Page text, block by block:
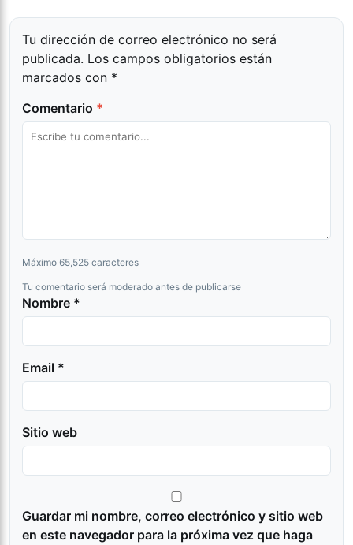
Tu dirección de correo electrónico no será
publicada. Los campos obligatorios están
marcados con *
Comentario *
Máximo 65,525 caracteres
Tu comentario será moderado antes de publicarse
Nombre *
Email *
Sitio web
Guardar mi nombre, correo electrónico y sitio web
en este navegador para la próxima vez que haga